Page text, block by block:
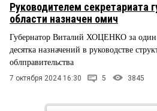
Руководителем секретариата
области назначен омич
Губернатор Виталий ХОЦЕНКО за один
десятка назначений в руководстве
облправительства
7 октября 2024 16:30 5 3845